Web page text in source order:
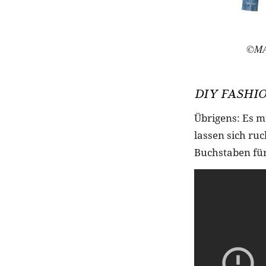
DIY
Übrigens: Es
lassen sich
Buchstaben